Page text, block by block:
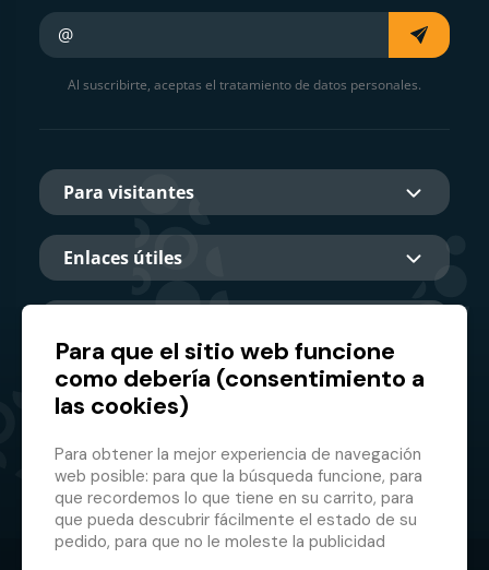
Al suscribirte, aceptas el tratamiento de datos personales.
Para visitantes
Enlaces útiles
Socio principal
Para que el sitio web funcione
como debería (consentimiento a
las cookies)
Para obtener la mejor experiencia de navegación
web posible: para que la búsqueda funcione, para
que recordemos lo que tiene en su carrito, para
que pueda descubrir fácilmente el estado de su
pedido, para que no le moleste la publicidad